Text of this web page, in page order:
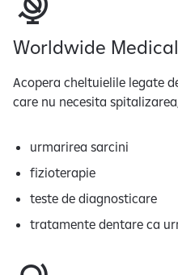
Worldwide
Acopera cheltuielile legate
care nu necesita
urmarirea sarcini
fizioterapie
teste de diagnosticare
tratamente dentare ca